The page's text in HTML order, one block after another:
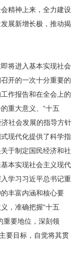
精神上来，全力建设
展新增长极，推动揭
将进入基本实现社会
开的一次十分重要的
作报告和在全会上的
重大意义、“十五
济社会发展的指导方针
现代化提供了科学指
于制定国民经济和社
本实现社会主义现代
学习习近平总书记重
丰富内涵和核心要
，准确把握“十五
重要地位，深刻领
要目标，自觉将其贯